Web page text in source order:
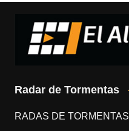
Radar de Tormentas
RADAS DE TORMENTAS